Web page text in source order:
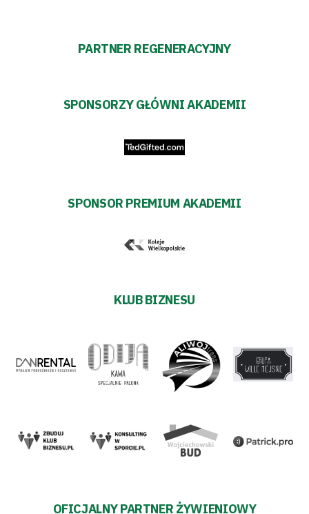
PARTNER REGENERACYJNY
SPONSORZY GŁÓWNI AKADEMII
SPONSOR PREMIUM AKADEMII
KLUB BIZNESU
OFICJALNY PARTNER ŻYWIENIOWY